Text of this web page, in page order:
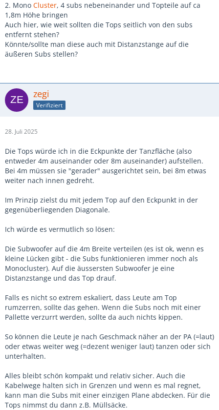
2. Mono Cluster, 4 subs nebeneinander und Topteile auf ca
1,8m Höhe bringen
Auch hier, wie weit sollten die Tops seitlich von den subs
entfernt stehen?
Könnte/sollte man diese auch mit Distanzstange auf die
äußeren Subs stellen?
zegi
Verifiziert
28. Juli 2025
Die Tops würde ich in die Eckpunkte der Tanzfläche (also
entweder 4m auseinander oder 8m auseinander) aufstellen.
Bei 4m müssen sie "gerader" ausgerichtet sein, bei 8m etwas
weiter nach innen gedreht.
Im Prinzip zielst du mit jedem Top auf den Eckpunkt in der
gegenüberliegenden Diagonale.
Ich würde es vermutlich so lösen:
Die Subwoofer auf die 4m Breite verteilen (es ist ok, wenn es
kleine Lücken gibt - die Subs funktionieren immer noch als
Monocluster). Auf die äussersten Subwoofer je eine
Distanzstange und das Top drauf.
Falls es nicht so extrem eskaliert, dass Leute am Top
rumzerren, sollte das gehen. Wenn die Subs noch mit einer
Pallette verzurrt werden, sollte da auch nichts kippen.
So können die Leute je nach Geschmack näher an der PA (=laut)
oder etwas weiter weg (=dezent weniger laut) tanzen oder sich
unterhalten.
Alles bleibt schön kompakt und relativ sicher. Auch die
Kabelwege halten sich in Grenzen und wenn es mal regnet,
kann man die Subs mit einer einzigen Plane abdecken. Für die
Tops nimmst du dann z.B. Müllsäcke.